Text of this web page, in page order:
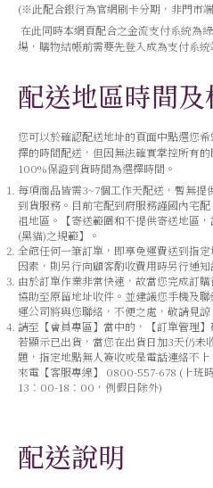
(※此配合銀行為官網刷卡分期，非門市
在此同時本網頁配合之金流支付系統為
場，購物結帳前需要先登入成為支付系
配送地區時間
您可以於確認配送地址的頁面中點選您
擇的時間配送，但因無法確實掌控所有
100%保證到貨時間為選擇時間。
每項商品皆需3~7個工作天配送，暫無
到貨服務。目前宅配到府服務謹國內宅
祖地區。【寄送範圍和不提供寄送地區
(黑貓)之規範】。
全館任何一筆訂單，即享免運費送到指
因素，則另行向顧客酌收費用時另行通知
由於訂單作業非常快速，故當您完成訂
協助至原留地址收件。並建議您手機及
運公司將與您聯絡，不便之處，敬請見諒
請至【會員專區】當中的，【訂單管理】
若顯示已出貨，當您在出貨日加3天仍未
題，指定地點無人簽收或是電話連絡不
來電【客服專線】 0800-557-678 (上班
13：00-18：00，例假日除外)
配送說明